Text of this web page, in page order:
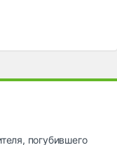
погубившего